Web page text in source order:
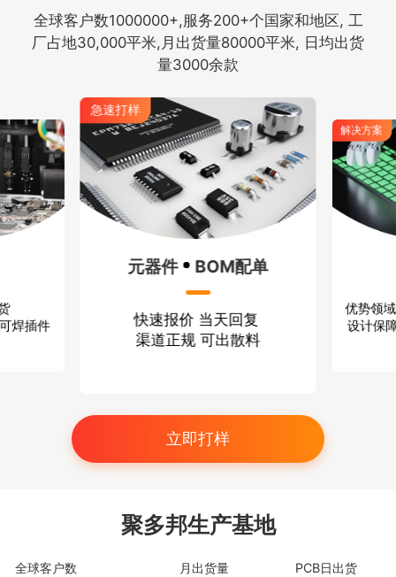
全球客户数1000000+,服务200+个国家和地区, 工
厂占地30,000平米,月出货量80000平米, 日均出货
量3000余款
焊插件
急速打样
元器件 BOM配单
快速报价 当天回复
渠道正规 可出散料
解决方案
优势领
设计保
立即打样
聚多邦生产基地
全球客户数 月出货量 PCB日出货